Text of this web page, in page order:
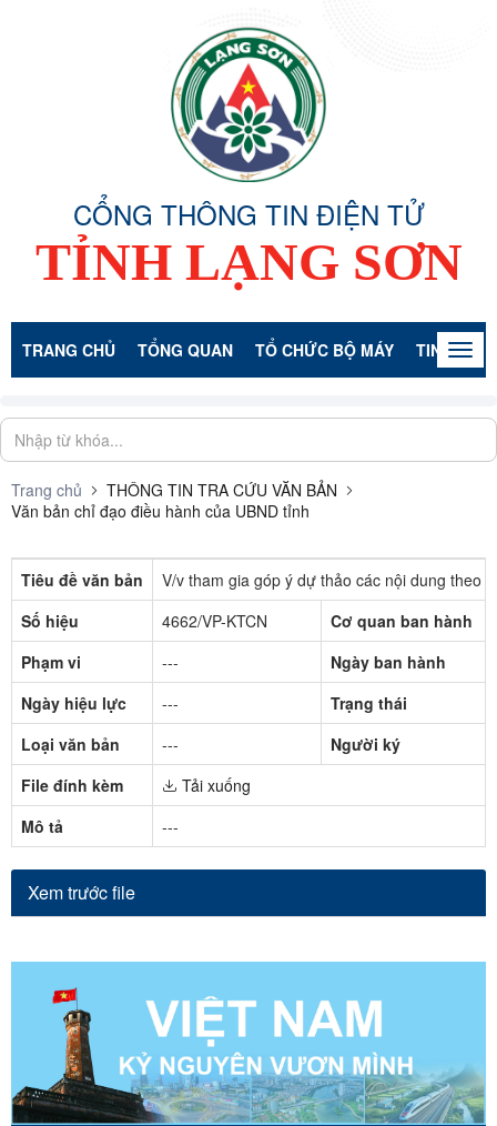
CỔNG THÔNG TIN ĐIỆN TỬ
TỈNH LẠNG SƠN
TRANG CHỦ TỔNG QUAN TỔ CHỨC BỘ MÁY TIN TỨC -
Trang chủ
THÔNG TIN TRA CỨU VĂN BẢN
Văn bản chỉ đạo điều hành của UBND tỉnh
Tiêu đề văn bản
V/v tham gia góp ý dự thảo các nội dung theo
Số hiệu
4662/VP-KTCN
Cơ quan ban hành
Phạm vi
---
Ngày ban hành
Ngày hiệu lực
---
Trạng thái
Loại văn bản
---
Người ký
File đính kèm
Tải xuống
Mô tả
---
Xem trước file